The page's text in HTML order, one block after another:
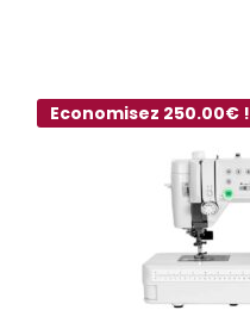
Economisez 250.00€ !